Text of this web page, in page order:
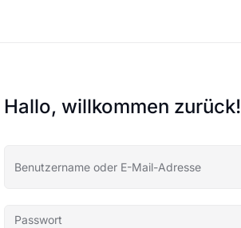
Hallo, willkommen zurück!